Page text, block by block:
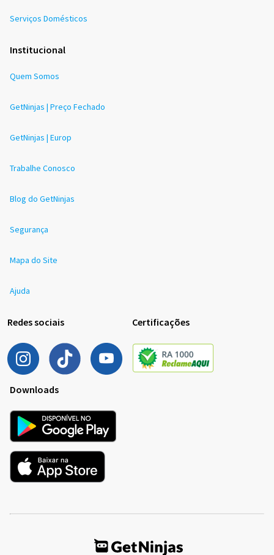
Serviços Domésticos
Institucional
Quem Somos
GetNinjas | Preço Fechado
GetNinjas | Europ
Trabalhe Conosco
Blog do GetNinjas
Segurança
Mapa do Site
Ajuda
Redes sociais Certificações
Downloads